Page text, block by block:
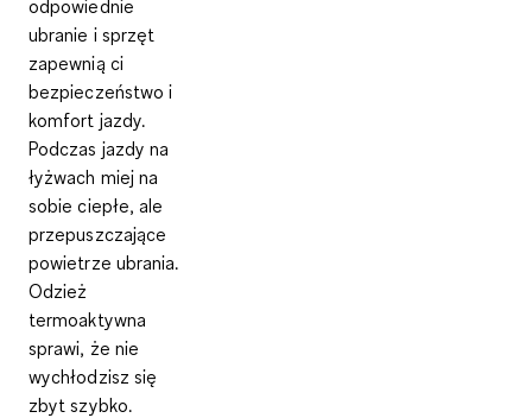
odpowiednie
ubranie i sprzęt
zapewnią ci
bezpieczeństwo i
komfort jazdy.
Podczas jazdy na
łyżwach miej na
sobieciepłe, ale
przepuszczające
powietrze ubrania.
Odzież
termoaktywna
sprawi, że nie
wychłodzisz się
zbyt szybko.